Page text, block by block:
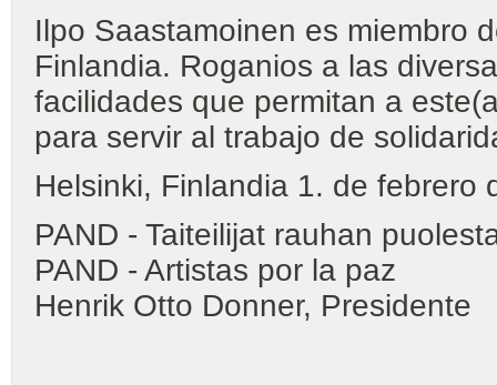
Ilpo Saastamoinen es miembro
Finlandia. Roganios a las
facilidades que permitan a
para servir al trabajo de
Helsinki, Finlandia 1. de febrero
PAND - Taiteilijat rauhan
PAND - Artistas por la paz
Henrik Otto Donner, Presidente